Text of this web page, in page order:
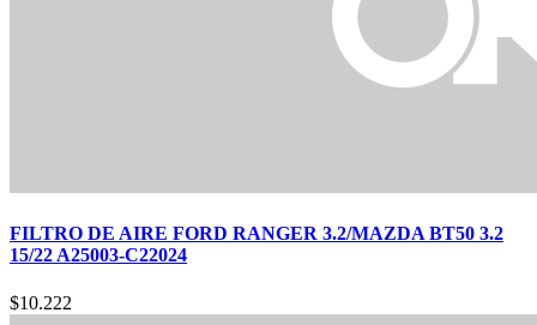
FILTRO DE AIRE FORD RANGER 3.2/MAZDA BT50 3.2
15/22 A25003-C22024
$10.222